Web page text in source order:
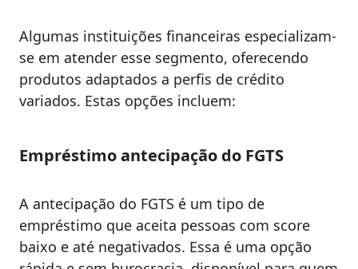
Algumas instituições financeiras especializam-
se em atender esse segmento, oferecendo
produtos adaptados a perfis de crédito
variados. Estas opções incluem:
Empréstimo antecipação do FGTS
A antecipação do FGTS é um tipo de
empréstimo que aceita pessoas com score
baixo e até negativados. Essa é uma opção